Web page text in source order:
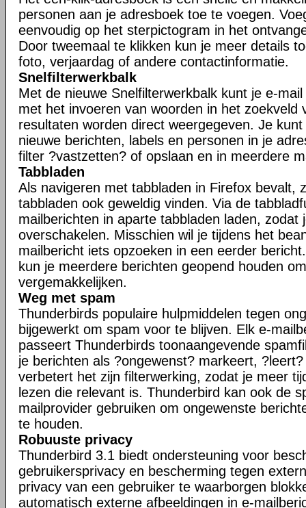
personen aan je adresboek toe te voegen.
eenvoudig op het sterpictogram in het
Door tweemaal te klikken kun je meer details
foto, verjaardag of andere contactinformatie.
Snelfilterwerkbalk
Met de nieuwe Snelfilterwerkbalk kunt je e-
met het invoeren van woorden in het zoekveld
resultaten worden direct weergegeven. Je
nieuwe berichten, labels en personen in je
filter ?vastzetten? of opslaan en in meerdere
Tabbladen
Als navigeren met tabbladen in Firefox bevalt,
tabbladen ook geweldig vinden. Via de
mailberichten in aparte tabbladen laden, zodat
overschakelen. Misschien wil je tijdens het
mailbericht iets opzoeken in een eerder
kun je meerdere berichten geopend houden
vergemakkelijken.
Weg met spam
Thunderbirds populaire hulpmiddelen tegen
bijgewerkt om spam voor te blijven. Elk e-
passeert Thunderbirds toonaangevende
je berichten als ?ongewenst? markeert,
verbetert het zijn filterwerking, zodat je meer
lezen die relevant is. Thunderbird kan ook de
mailprovider gebruiken om ongewenste
te houden.
Robuuste privacy
Thunderbird 3.1 biedt ondersteuning voor
gebruikersprivacy en bescherming tegen
privacy van een gebruiker te waarborgen
automatisch externe afbeeldingen in e-